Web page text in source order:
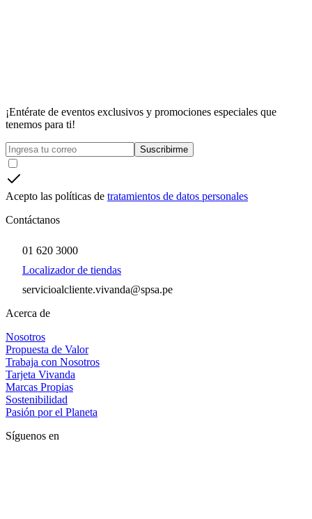
¡Entérate de eventos exclusivos y promociones especiales que
tenemos para ti!
Suscribirme
Acepto las políticas de tratamientos de datos personales
Contáctanos
01 620 3000
Localizador de tiendas
servicioalcliente.vivanda@spsa.pe
Acerca de
Nosotros
Propuesta de Valor
Trabaja con Nosotros
Tarjeta Vivanda
Marcas Propias
Sostenibilidad
Pasión por el Planeta
Síguenos en